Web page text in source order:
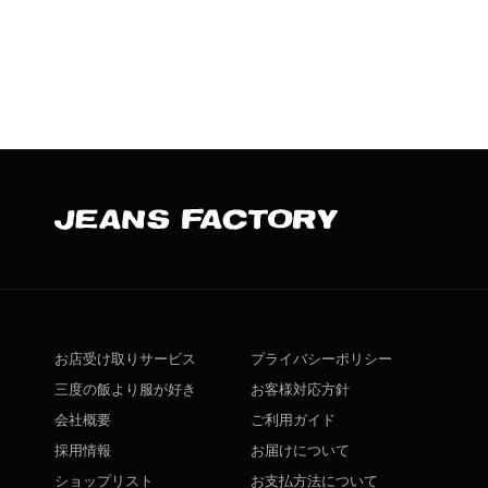
お店受け取りサービス
三度の飯より服が好き
会社概要
採用情報
ショップリスト
プライバシーポリシー
お客様対応方針
ご利用ガイド
お届けについて
お支払方法について